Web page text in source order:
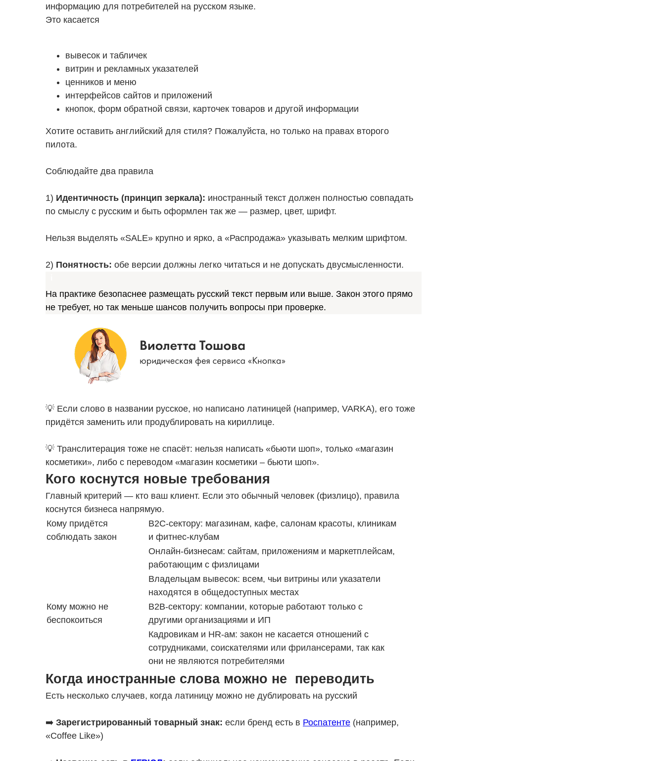
информацию для потребителей на русском языке.
Это касается
вывесок и табличек
витрин и рекламных указателей
ценников и меню
интерфейсов сайтов и приложений
кнопок, форм обратной связи, карточек товаров и другой информации
Хотите оставить английский для стиля? Пожалуйста, но только на правах второго
пилота.
Соблюдайте два правила
1) Идентичность (принцип зеркала): иностранный текст должен полностью совпадать
по смыслу с русским и быть оформлен так же — размер, цвет, шрифт.
Нельзя выделять «SALE» крупно и ярко, а «Распродажа» указывать мелким шрифтом.
2) Понятность: обе версии должны легко читаться и не допускать двусмысленности.
На практике безопаснее размещать русский текст первым или выше. Закон этого прямо
не требует, но так меньше шансов получить вопросы при проверке.
💡 Если слово в названии русское, но написано латиницей (например, VARKA), его тоже
придётся заменить или продублировать на кириллице.
💡 Транслитерация тоже не спасёт: нельзя написать «бьюти шоп», только «магазин
косметики», либо с переводом «магазин косметики – бьюти шоп».
Кого коснутся новые требования
Главный критерий — кто ваш клиент. Если это обычный человек (физлицо), правила
коснутся бизнеса напрямую.
Кому придётся
соблюдать закон
B2C-сектору: магазинам, кафе, салонам красоты, клиникам
и фитнес-клубам
Онлайн-бизнесам: сайтам, приложениям и маркетплейсам,
работающим с физлицами
Владельцам вывесок: всем, чьи витрины или указатели
находятся в общедоступных местах
Кому можно не
беспокоиться
B2B-сектору: компании, которые работают только с
другими организациями и ИП
Кадровикам и HR-ам: закон не касается отношений с
сотрудниками, соискателями или фрилансерами, так как
они не являются потребителями
Когда иностранные слова можно не переводить
Есть несколько случаев, когда латиницу можно не дублировать на русский
➡️ Зарегистрированный товарный знак: если бренд есть в Роспатенте (например,
«Coffee Like»)